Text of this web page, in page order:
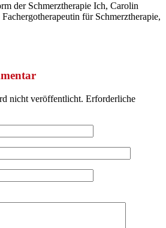
der Schmerztherapie Ich, Carolin
für Schmerztherapie,
nicht veröffentlicht. Erforderliche